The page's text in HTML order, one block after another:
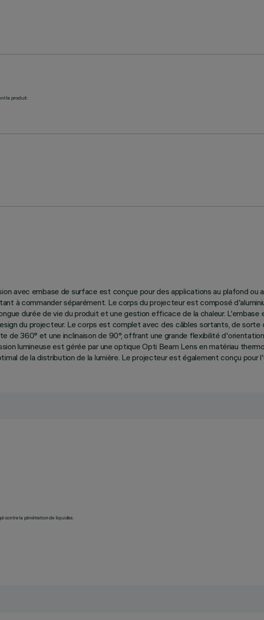
le produit:
avec embase de surface est conçue pour des applications au plafond ou
à commander séparément. Le corps du projecteur est composé
durée de vie du produit et une gestion efficace de la chaleur.
du projecteur. Le corps est complet avec des câbles sortants, de sorte
360° et une inclinaison de 90°, offrant une grande flexibilité
lumineuse est gérée par une optique Opti Beam Lens en matériau
de la distribution de la lumière. Le projecteur est également conçu
contre la pénétration de liquides.